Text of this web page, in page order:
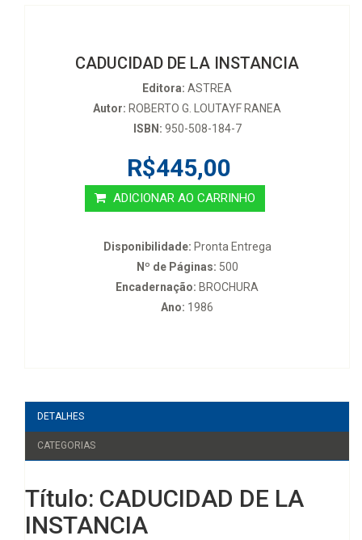
CADUCIDAD DE LA INSTANCIA
Editora: ASTREA
Autor: ROBERTO G. LOUTAYF RANEA
ISBN: 950-508-184-7
R$445,00
ADICIONAR AO CARRINHO
Disponibilidade: Pronta Entrega
Nº de Páginas: 500
Encadernação: BROCHURA
Ano: 1986
DETALHES
CATEGORIAS
Título: CADUCIDAD DE LA
INSTANCIA